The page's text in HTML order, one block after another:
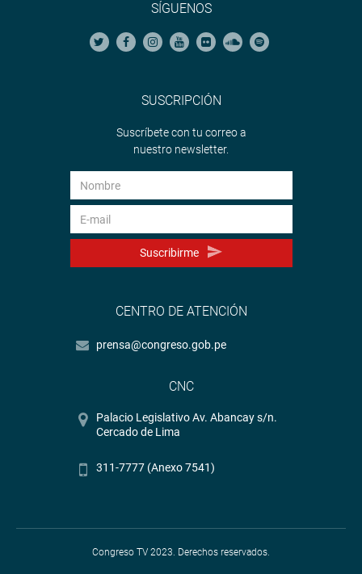
SÍGUENOS
SUSCRIPCIÓN
Suscríbete con tu correo a
nuestro newsletter.
Suscribirme
CENTRO DE ATENCIÓN
prensa@congreso.gob.pe
CNC
Palacio Legislativo Av. Abancay s/n.
Cercado de Lima
311-7777 (Anexo 7541)
Congreso TV 2023. Derechos reservados.